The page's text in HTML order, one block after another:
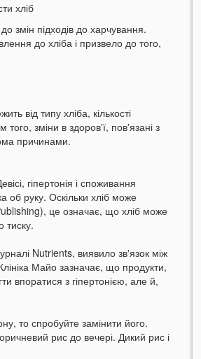
змін підходів до харчування.
до хліба і призвело до того,
від типу хліба, кількості
зміни в здоров'ї, пов'язані з
причинами.
гіпертонія і споживання
об руку. Оскільки хліб може
це означає, що хліб може
тиску.
Nutrients, виявило зв'язок між
Майо зазначає, що продукти,
впоратися з гіпертонією, але й,
то спробуйте замінити його.
рис до вечері. Дикий рис і